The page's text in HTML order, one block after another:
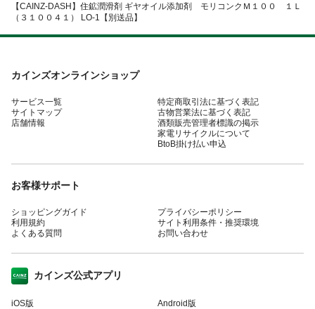
【CAINZ-DASH】住鉱潤滑剤 ギヤオイル添加剤 モリコンクＭ１００ １Ｌ
（３１００４１） LO-1【別送品】
カインズオンラインショップ
サービス一覧
サイトマップ
店舗情報
特定商取引法に基づく表記
古物営業法に基づく表記
酒類販売管理者標識の掲示
家電リサイクルについて
BtoB掛け払い申込
お客様サポート
ショッピングガイド
利用規約
よくある質問
プライバシーポリシー
サイト利用条件・推奨環境
お問い合わせ
カインズ公式アプリ
iOS版 Android版